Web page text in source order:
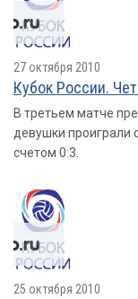
27 октября 2010
Кубок России.
В третьем матче
девушки
счетом 0:3.
25 октября 2010